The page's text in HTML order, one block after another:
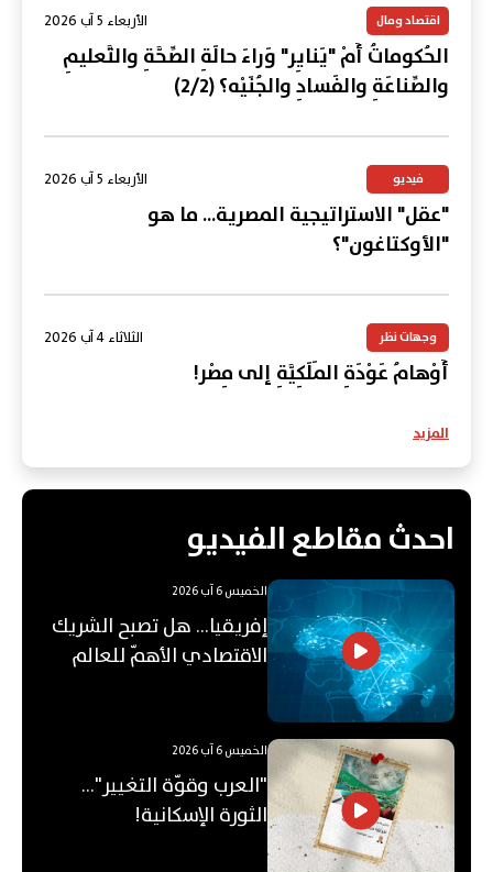
اقتصاد ومال الأربعاء 5 آب 2026
الحُكوماتُ أَمْ "يَنايِر" وَراءَ حالَةِ الصِّحَّةِ والتَّعليمِ
والصِّناعَةِ والفَسادِ والجُنَيْه؟ (2/2)
فيديو الأربعاء 5 آب 2026
"عقل" الاستراتيجية المصرية... ما هو
"الأوكتاغون"؟
وجهات نظر الثلاثاء 4 آب 2026
أَوْهامُ عَوْدَةِ المَلَكِيَّةِ إلى مِصْر!
المزيد
احدث مقاطع الفيديو
الخميس 6 آب 2026
إفريقيا... هل تصبح الشريك
الاقتصادي الأهمّ للعالم
الخميس 6 آب 2026
"العرب وقوّة التغيير"...
الثورة الإسكانية!